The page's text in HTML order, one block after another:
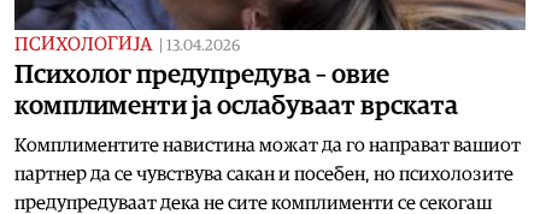
ПСИХОЛОГИЈА 13.04.2026
Психолог предупредува – овие
комплименти ја ослабуваат врската
Комплиментите навистина можат да го направат вашиот
партнер да се чувствува сакан и посебен, но психолозите
предупредуваат дека не сите комплименти се секогаш